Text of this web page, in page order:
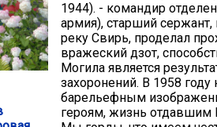
1944). - командир
армия), старший
реку Свирь, проделал
вражеский дзот,
Могила является
захоронений. В 1958 году
барельефным
героям, жизнь отдавшим